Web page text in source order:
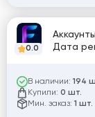
0.0
Дата
В наличии: 194
Купили: 0 шт.
Мин. заказ: 1 шт.